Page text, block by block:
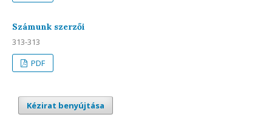
Számunk szerzői
313-313
PDF
Kézirat benyújtása